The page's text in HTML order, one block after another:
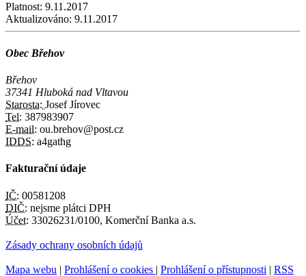
Platnost: 9.11.2017
Aktualizováno: 9.11.2017
Obec Břehov
Břehov
37341 Hluboká nad Vltavou
Starosta: Josef Jírovec
Tel: 387983907
E-mail: ou.brehov@post.cz
IDDS: a4gathg
Fakturační údaje
IČ: 00581208
DIČ: nejsme plátci DPH
Účet: 33026231/0100, Komerční Banka a.s.
Zásady ochrany osobních údajů
Mapa webu | Prohlášení o cookies | Prohlášení o přístupnosti | RSS